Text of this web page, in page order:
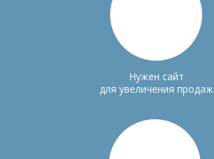
Нужен сайт
для увеличения продаж